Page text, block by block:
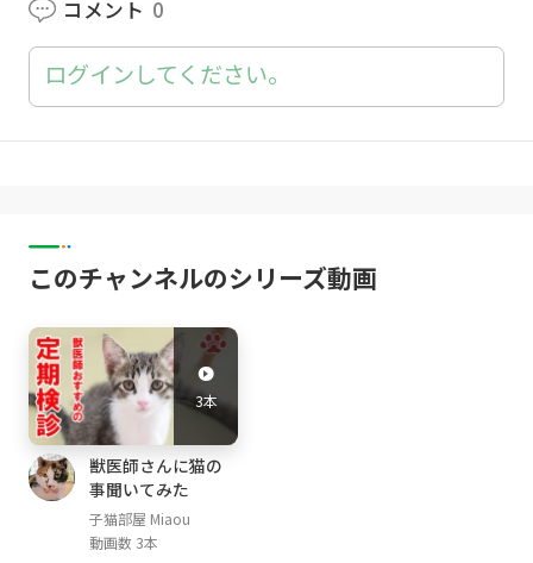
Instagram :
https://www.instagram.com/Cats
room_Miaou/
公式サイト :http://miaou-jp.com
[子猫部屋]
ここ Coco （キジトラ Brown Mackerel Tabby,
[猫部屋]
みけ Mi-ke (三毛猫 calico, female ♀; May, 201
4- )
くろ Kuro (黒猫 black, male ♂; October, 2014
- )
しぴ Chipie (グレートラ light gray tabby, femal
e ♀; April, 2015- )
みみ Mimi (グレートラ gray tabby, female ♀;
コメント 0
ログインしてください。
このチャンネルのシリーズ動画
3本
獣医師さんに猫の
事聞いてみた
子猫部屋 Miaou
動画数 3本